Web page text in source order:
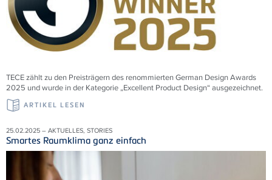
TECE zählt zu den Preisträgern des renommierten German Design Awards
2025 und wurde in der Kategorie „Excellent Product Design“ ausgezeichnet.
ARTIKEL LESEN
25.02.2025 – AKTUELLES, STORIES
Smartes Raumklima ganz einfach